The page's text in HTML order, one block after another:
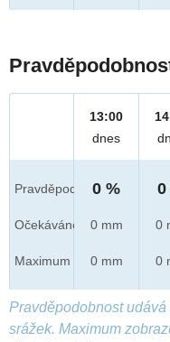
Pravděpod.
Očekáváno
Maximum
13:00
dnes
0 %
0 mm
0 mm
0
0
0
Pravděpodobnost
srážek. Maximum